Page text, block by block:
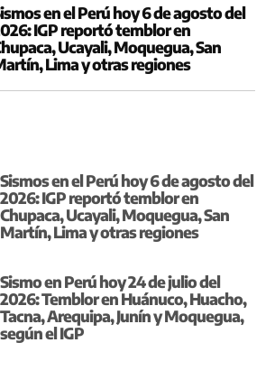
en el Perú hoy 6 de agosto del
IGP reportó temblor en
Ucayali, Moquegua, San
Lima y otras regiones
Sismos en el Perú hoy 6 de agosto del
2026: IGP reportó temblor en
Chupaca, Ucayali, Moquegua, San
Martín, Lima y otras regiones
Sismo en Perú hoy 24 de julio del
2026: Temblor en Huánuco, Huacho,
Tacna, Arequipa, Junín y Moquegua,
según el IGP